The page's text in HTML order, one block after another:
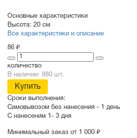
Основные характеристики
Высота: 20 см
Все характеристики и описание
86 ₽
количество
В наличии: 880 шт.
Купить
Сроки выполнения:
Самовывозом без нанесения -
1 день
С нанесеним
1- 3 дня
Минимальный заказ от 1 000 ₽